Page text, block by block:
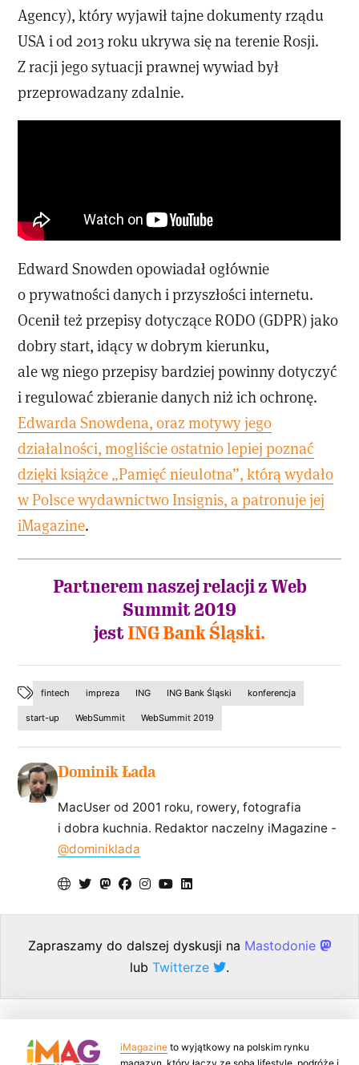
Agency), który wyjawił tajne dokumenty rządu
USA i od 2013 roku ukrywa się na terenie Rosji.
Z racji jego sytuacji prawnej wywiad był
przeprowadzany zdalnie.
Edward Snowden opowiadał ogłównie
o prywatności danych i przyszłości internetu.
Ocenił też przepisy dotyczące RODO (GDPR) jako
dobry start, idący w dobrym kierunku,
ale wg niego przepisy bardziej powinny dotyczyć
i regulować zbieranie danych niż ich ochronę.
Edwarda Snowdena, oraz motywy jego
działalności, mogliście ostatnio lepiej poznać
dzięki książce „Pamięć nieulotna”, którą wydało
w Polsce wydawnictwo Insignis, a patronuje jej
iMagazine.
Partnerem naszej relacji z Web
Summit 2019
jestING Bank Śląski.
fintech impreza ING ING Bank Śląski konferencja
start-up WebSummit WebSummit 2019
Dominik Łada
MacUser od 2001 roku, rowery, fotografia
i dobra kuchnia. Redaktor naczelny iMagazine -
@dominiklada
Zapraszamy do dalszej dyskusji na Mastodonie
lub Twitterze .
iMagazine to wyjątkowy na polskim rynku